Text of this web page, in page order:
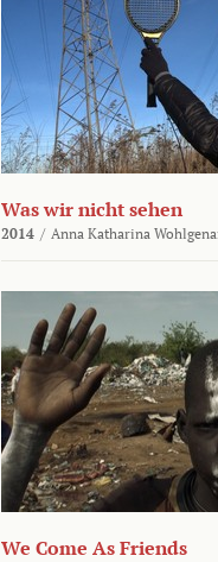
Was wir nicht sehen
2014 / Anna Katharina
We Come As Friends